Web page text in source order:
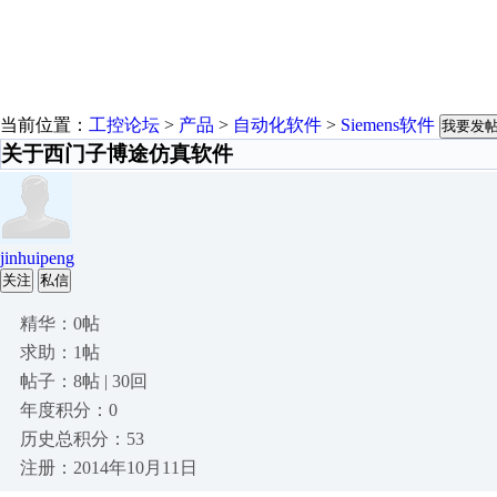
当前位置： 工控论坛 > 产品 > 自动化软件 > Siemens软件 我要发
关于西门子博途仿真软件
jinhuipeng
关注 私信
精华：0帖
求助：1帖
帖子：8帖 | 30回
年度积分：0
历史总积分：53
注册：2014年10月11日